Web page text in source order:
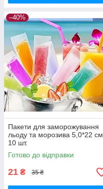
–40%
Пакети для заморожування
льоду та морозива 5,0*22 см
10 шт.
Готово до відправки
21 ₴ 35 ₴